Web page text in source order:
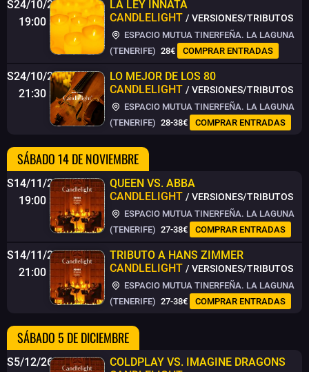
S24/10/26
19:00
LA LEY INNATA
CANDLELIGHT / VERSIONES/TRIBUTOS
ESPACIO MUTUA TINERFEÑA. LA LAGUNA
(TENERIFE) 28€ COMPRAR ENTRADAS
S24/10/26
21:30
LO MEJOR DE LOS 80
CANDLELIGHT / VERSIONES/TRIBUTOS
ESPACIO MUTUA TINERFEÑA. LA LAGUNA
(TENERIFE) 28-38€ COMPRAR ENTRADAS
SÁBADO 14 DE NOVIEMBRE
S14/11/26
19:00
QUEEN VS. ABBA
CANDLELIGHT / VERSIONES/TRIBUTOS
ESPACIO MUTUA TINERFEÑA. LA LAGUNA
(TENERIFE) 27-38€ COMPRAR ENTRADAS
S14/11/26
21:00
TRIBUTO A HANS ZIMMER
CANDLELIGHT / VERSIONES/TRIBUTOS
ESPACIO MUTUA TINERFEÑA. LA LAGUNA
(TENERIFE) 27-38€ COMPRAR ENTRADAS
SÁBADO 5 DE DICIEMBRE
S5/12/26
COLDPLAY VS. IMAGINE DRAGONS